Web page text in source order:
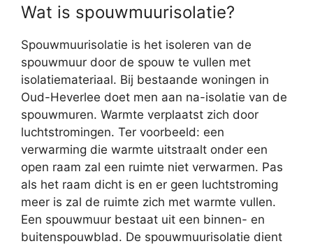
Wat is spouwmuurisolatie?
Spouwmuurisolatie is het isoleren van de
spouwmuur door de spouw te vullen met
isolatiemateriaal. Bij bestaande woningen in
Oud-Heverlee doet men aan na-isolatie van de
spouwmuren. Warmte verplaatst zich door
luchtstromingen. Ter voorbeeld: een
verwarming die warmte uitstraalt onder een
open raam zal een ruimte niet verwarmen. Pas
als het raam dicht is en er geen luchtstroming
meer is zal de ruimte zich met warmte vullen.
Een spouwmuur bestaat uit een binnen- en
buitenspouwblad. De spouwmuurisolatie dient